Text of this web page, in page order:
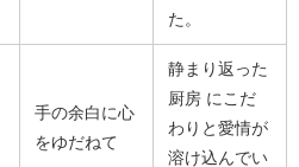
た。
手の余白に心
をゆだねて
静まり返った
厨房 にこだ
わりと愛情が
溶け込んでい